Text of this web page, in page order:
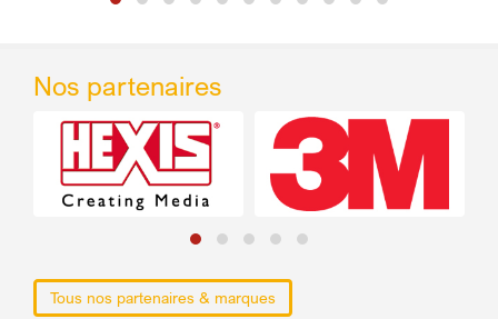
Nos partenaires
Tous nos partenaires & marques